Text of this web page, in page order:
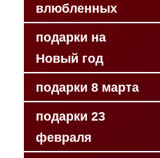
влюбленных
подарки на
Новый год
подарки 8 марта
подарки 23
февраля